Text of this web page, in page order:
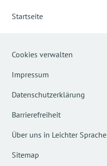
Startseite
Cookies verwalten
Impressum
Datenschutzerklärung
Barrierefreiheit
Über uns in Leichter Sprache
Sitemap